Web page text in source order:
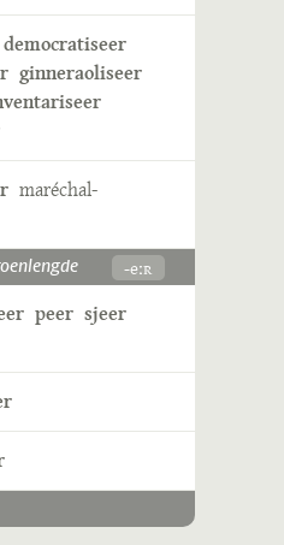
democratiseer
ginneraoliseer
maréchal-
-eːʀ
peer sjeer